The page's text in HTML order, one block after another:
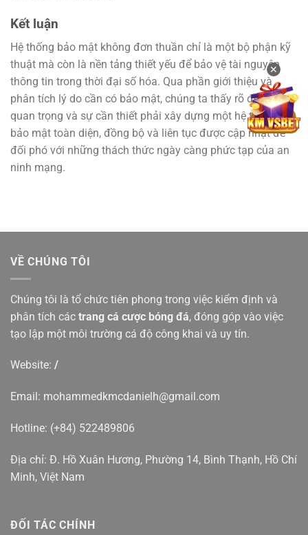
Kết luận
Hệ thống bảo mật không đơn thuần chỉ là một bộ phận kỹ
thuật mà còn là nền tảng thiết yếu để bảo vệ tài nguyên
thông tin trong thời đại số hóa. Qua phần giới thiệu và
phân tích lý do cần có bảo mật, chúng ta thấy rõ được tầm
quan trọng và sự cần thiết phải xây dựng một hệ thống
bảo mật toàn diện, đồng bộ và liên tục được cập nhật để
đối phó với những thách thức ngày càng phức tạp của an
ninh mạng.
VỀ CHÚNG TÔI
Chúng tôi là tổ chức tiên phong trong việc kiểm định và
phân tích các trang cá cược bóng đá, đóng góp vào việc
tạo lập một môi trường cá độ công khai và uy tín.
Website: /
Email: mohammedkmcdanielh@gmail.com
Hotline: (+84) 522489806
Địa chỉ: Đ. Hồ Xuân Hương, Phường 14, Bình Thạnh, Hồ Chí
Minh, Việt Nam
ĐỐI TÁC CHÍNH
✕